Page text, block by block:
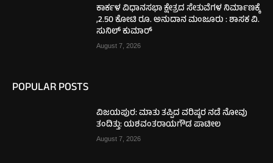
ಕಾರ್ಕಳ ವಿಧಾನಸಭಾ ಕ್ಷೇತ್ರದ ಸೇತುವೆಗಳ ನಿರ್ಮಾಣಕ್ಕೆ
,2.50 ಕೋಟಿ ರೂ. ಅನುದಾನ ಮಂಜೂರು : ಶಾಸಕ ವಿ.
ಸುನಿಲ್ ಕುಮಾರ್
August 7, 2026
POPULAR POSTS
ವಿಜಯಪುರ: ಮಾತು ತಪ್ಪಿದ ವರಿಷ್ಠರ ನಡೆ ನೋವು
ತಂದಿತ್ತು: ಯಶವಂತರಾಯಗೌಡ ಪಾಟೀಲ
August 7, 2026